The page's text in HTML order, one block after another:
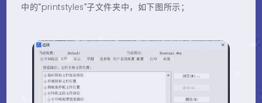
中的“printstyles”子文件夹中，如下图所示；